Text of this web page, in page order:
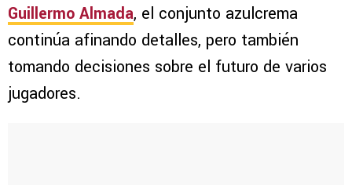
Guillermo Almada, el conjunto azulcrema
continúa afinando detalles, pero también
tomando decisiones sobre el futuro de varios
jugadores.